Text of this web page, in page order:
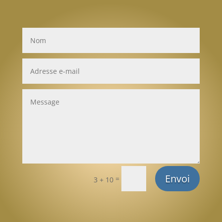
3 + 10 = Envoi